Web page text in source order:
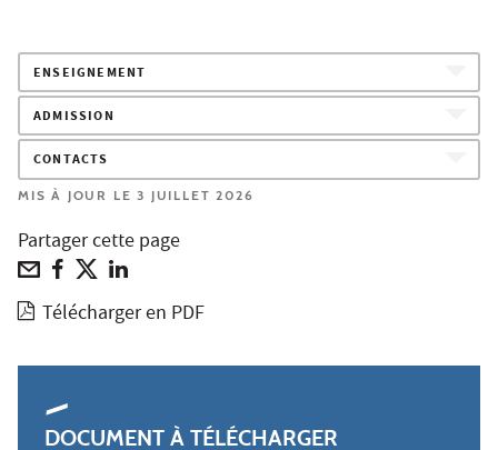
ENSEIGNEMENT
ADMISSION
CONTACTS
MIS À JOUR LE 3 JUILLET 2026
Partager cette page
Télécharger en PDF
DOCUMENT À TÉLÉCHARGER